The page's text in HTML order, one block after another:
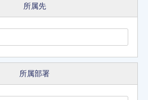
所属先
所属部署